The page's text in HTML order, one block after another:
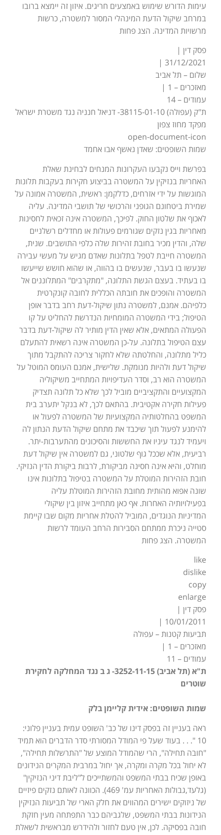
עימות הדורש שימוש באמצעים חריגים. איזון זה יימצא ברובו
במרחב שיקול הדעת המינהלי המסור למשטרה, כרשות
מרשויות המדינה. הצג פחות
פסק דין |
31/12/2021 |
שלום – תל אביב
מאזכרים – 1 |
עמודים – 14
ת"ק (עפולה) 38115-01-10- דניאל חנניה נגד משטרת ישראל
מפקד מחוז צפון
open-document-icon
שמות השופטים: שאדן נאשף אבו אחמד
בפרשת וייס נקבעו העקרונות המנחים לבחינת שאלת
האחריות בנזיקין על המשטרה בביצוע חקירות בעקבות תלונות
המוגשות על ידי אזרחים, כדלקמן: ראשית, המשטרה אמונה על
שמירת ביטחונם הגופני והרכושי של תושבי המדינה. עליה
לאכוף את שלטון החוק. לפיכך, המשטרה אינה זכאית לחסינות
מאחריות בגין נזקים שגורמים פעולות או מחדלים רשלניים
שלה, והדין מכיר בחובת זהירות שלה כלפי התושבים. שנית,
המשטרה חייבת לטפל בתלונות שאדם מגיש על מעשי עבירה
שנעשו בו בעבר, שנעשים בו בהווה, או שהוא חושש שייעשו
בו בעתיד. בעצם הגשת התלונה, "מתקרבים" המתלוננים אל
המשטרה והופכים את חובתה הכללית לחובה קונקרטית
כלפיהם. אמנם, למשטרה נתון שיקול-דעת רחב בדבר אופן
הטיפול; בידי המשטרה המומחיות הנדרשת להחליט על קו
הפעולה המתאים, אלא שאין הדין מותיר לה שיקול-דעת בדבר
עצם הטיפול בתלונה. על-כן המשטרה אינה רשאית להתעלם
כליל מתלונה, והחלטתה שלא לחקור צריכה להתקבל מתוך
שיקול דעת ולהיות מנומקת. שלישית, אמנם העומס המוטל על
המשטרה הוא רב, וסדר העדיפויות המתחייב משיקוליה
המקצועיים והתקציביים מוביל לכך שלא כל תלונה תצדיק
פעילות חקירה אקטיבית. בהתאם לכך, לא בנקל יתערב בית
המשפט בהחלטותיה המקצועיות של המשטרה לפעול או
להימנע לפעול תוך שיכבד את מתחם שיקול הדעת הנתון לה
ויעמיד לנגד עיניו את החששות והסיכונים מהתערבות-יתר.
רביעית, אלא שככל גוף שלטוני, גם למשטרה אין שיקול דעת
מוחלט, והיא אינה חסינה מביקורת, לרבות ביקורת הדין הנזיקי.
חובת הזהירות המוטלת על המשטרה בטיפול בתלונות אינו
שונה אפוא מהותית מחובת הזהירות המוטלת עליה
בפעילויותיה האחרות. אף כאן מתחייב איזון בין שיקולי
המדיניות הנוגדים, המוביל להטלת אחריות מקום שבו קיימת
סטייה ניכרת ממתחם הסבירות הרחב העומד לרשות
המשטרה. הצג פחות
like
dislike
copy
enlarge
פסק דין |
10/01/2011 |
תביעות קטנות – עפולה
מאזכרים – 1 |
עמודים – 11
ת"א (תל אביב) 3252-11-15- ג ב נגד המחלקה לחקירת
שוטרים
שמות השופטים: אידית קליימן בלק
ראה בעניין זה בפסק דינו של כב' השופט עמית בעניין פלוני:
10 ". . . בעוד שעל פי המודל המסורתי סדר הדברים הוא תמיד
"חובה תחילה", הרי שהמודל המוצע של "התרשלות תחילה",
לא יחול בכל מקרה ומקרה, אך יחול במרבית המקרים הנידונים
באופן שכיח בבתי המשפט והמשתייכים ל"ליבת דיני הנזיקין"
(גלעד,גבולות האחריות עמ' 469). הכוונה לאותם נזקים פיזיים
של ניזוקים ישירים המהווים את חלק הארי של תביעות הנזיקין
הנידונות בבתי המשפט, שלגביהם כבר התפתחה מעין חזקת
חובה בפסיקה. לכן, אין טעם לחזור ולהידרש מבראשית לשאלת